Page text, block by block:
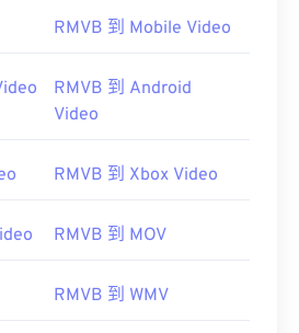
RMVB 到 Mobile Video
RMVB 到 Android
Video
RMVB 到 Xbox Video
RMVB 到 MOV
RMVB 到 WMV